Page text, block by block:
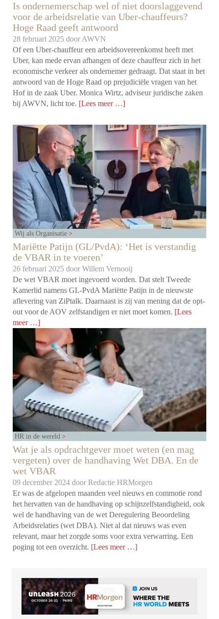
Is ondernemerschap wel of niet doorslaggevend
voor de arbeidsrelatie van Uber-chauffeurs?
Hoge Raad geeft antwoord
28 februari 2025 door AWVN
Of een Uber-chauffeur een arbeidsovereenkomst heeft met
Uber, kan mede ervan afhangen of deze chauffeur zich in het
economische verkeer als ondernemer gedraagt. Dat staat in het
antwoord van de Hoge Raad op prejudiciële vragen van het
Hof in de zaak Uber. Monica Wirtz, adviseur juridische zaken
bij AWVN, licht toe. [Lees meer …]
Wij als Organisatie
Mariëtte Patijn (GL/PvdA): ‘Het is verstandig
de VBAR in te voeren’
26 februari 2025 doorWillem Vernooij
De wet VBAR moet ingevoerd worden. Dat stelt Tweede
Kamerlid namens GL-PvdA Mariëtte Patijn in de nieuwste
aflevering van ZiPtalk. Daarnaast is zij van mening dat de opt-
out voor de AOV zelfstandigen er niet moet komen. [Lees
meer …]
HR in de wereld
Wat je als opdrachtgever moet weten (en mag
vergeten) over de handhaving Wet DBA. En de
wet VBAR
09 december 2024 doorRedactie HRMorgen
Er was de afgelopen maanden veel nieuws en commotie rond
het hervatten van de handhaving op schijnzelfstandigheid, ook
wel de handhaving van de wet Deregulering Beoordeling
Arbeidsrelaties (wet DBA). Niet al dat nieuws was even
relevant, maar het zorgde soms voor extra verwarring. Een
poging tot een overzicht. [Lees meer …]